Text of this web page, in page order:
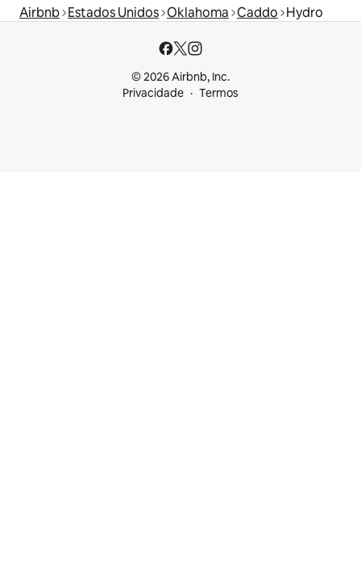
Airbnb Estados Unidos Oklahoma Caddo Hydro
© 2026 Airbnb, Inc.
Privacidade
Termos